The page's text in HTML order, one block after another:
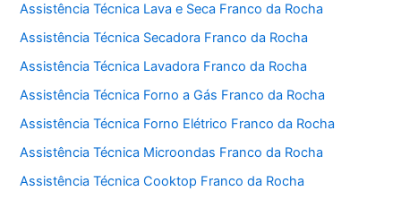
Assistência Técnica Lava e Seca Franco da Rocha
Assistência Técnica Secadora Franco da Rocha
Assistência Técnica Lavadora Franco da Rocha
Assistência Técnica Forno a Gás Franco da Rocha
Assistência Técnica Forno Elétrico Franco da Rocha
Assistência Técnica Microondas Franco da Rocha
Assistência Técnica Cooktop Franco da Rocha